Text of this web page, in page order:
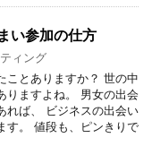
い参加の仕方
ィング
ことありますか？ 世の中
りますよね。 男女の出会
れば、 ビジネスの出会い
す。 値段も、ピンきりで